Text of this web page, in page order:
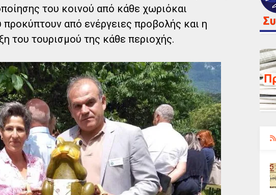
του κοινού από κάθε χωριόκαι
από ενέργειες προβολής και η
του τουρισμού της κάθε περιοχής.